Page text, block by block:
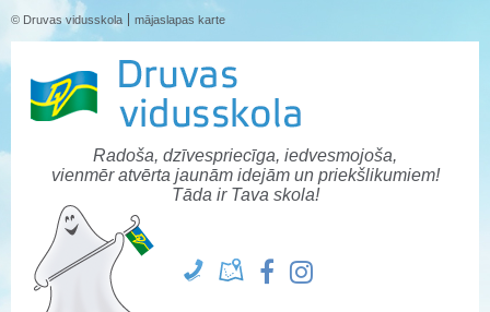
© Druvas vidusskola mājaslapas karte
Radoša, dzīvespriecīga, iedvesmojoša,
vienmēr atvērta jaunām idejām un priekšlikumiem!
Tāda ir Tava skola!